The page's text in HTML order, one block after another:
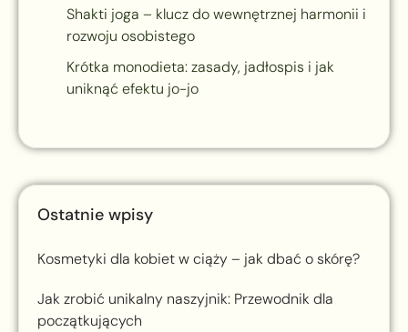
Shakti joga – klucz do wewnętrznej harmonii i
rozwoju osobistego
Krótka monodieta: zasady, jadłospis i jak
uniknąć efektu jo-jo
Ostatnie wpisy
Kosmetyki dla kobiet w ciąży – jak dbać o skórę?
Jak zrobić unikalny naszyjnik: Przewodnik dla
początkujących